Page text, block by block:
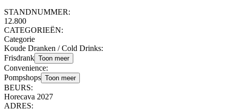
STANDNUMMER:
12.800
CATEGORIEËN:
Categorie
Koude Dranken / Cold Drinks:
Frisdrank Toon meer
Convenience:
Pompshops Toon meer
BEURS:
Horecava 2027
ADRES: